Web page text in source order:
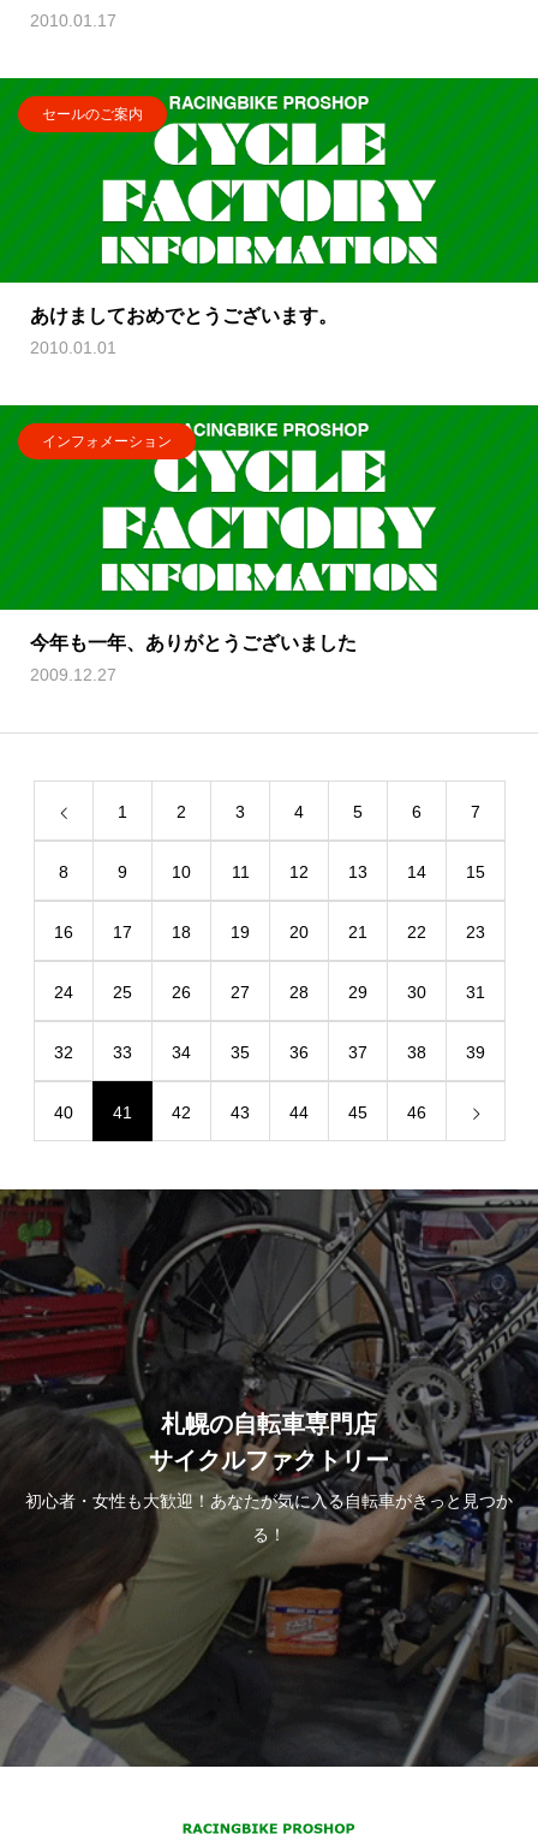
2010.01.17
セールのご案内
あけましておめでとうございます。
2010.01.01
インフォメーション
今年も一年、ありがとうございました
2009.12.27
1 2 3 4 5 6 7
8 9 10 11 12 13 14 15
16 17 18 19 20 21 22 23
24 25 26 27 28 29 30 31
32 33 34 35 36 37 38 39
40 41 42 43 44 45 46
札幌の自転車専門店
サイクルファクトリー
初心者・女性も大歓迎！あなたが気に入る自転車がきっと見つか
る！